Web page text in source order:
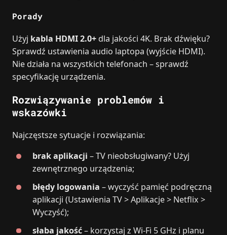
Porady
Użyj kabla HDMI 2.0+ dla jakości 4K. Brak dźwięku?
Sprawdź ustawienia audio laptopa (wyjście HDMI).
Nie działa na wszystkich telefonach – sprawdź
specyfikację urządzenia.
Rozwiązywanie problemów i
wskazówki
Najczęstsze sytuacje i rozwiązania:
brak aplikacji – TV nieobsługiwany? Użyj
zewnętrznego urządzenia;
błędy logowania – wyczyść pamięć podręczną
aplikacji (Ustawienia TV > Aplikacje > Netflix >
Wyczyść);
słaba jakość– korzystaj z Wi‑Fi 5 GHz i planu